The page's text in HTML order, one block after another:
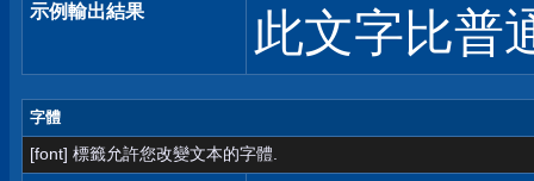
示例輸出結果 此文字比普
字體
[font] 標籤允許您改變文本的字體.